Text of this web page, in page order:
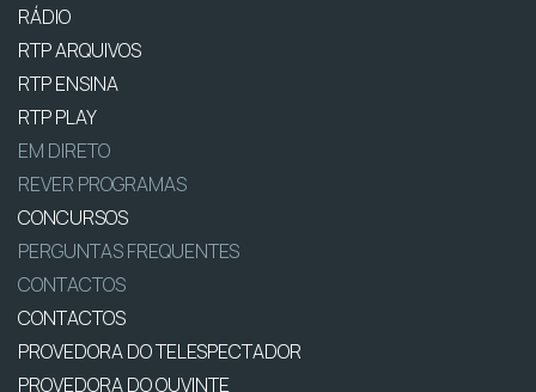
RÁDIO
RTP ARQUIVOS
RTP ENSINA
RTP PLAY
EM DIRETO
REVER PROGRAMAS
CONCURSOS
PERGUNTAS FREQUENTES
CONTACTOS
CONTACTOS
PROVEDORA DO TELESPECTADOR
PROVEDORA DO OUVINTE